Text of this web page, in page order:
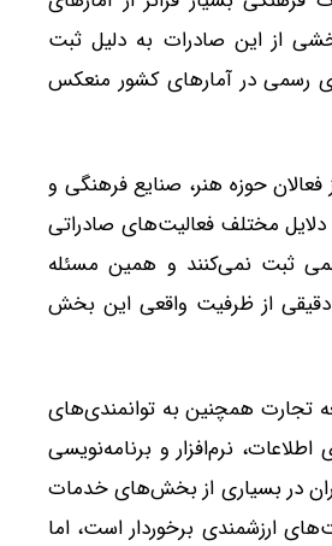
از این صادرات به دلیل ثبت
رسمی در آمارهای کشور منعکس
فعالان حوزه هنر، صنایع فرهنگی و
مختلف فعالیت‌های صادراتی
ثبت نمی‌کنند و همین مسئله
از ظرفیت واقعی این بخش
تجارت همچنین به توانمندی‌های
نرم‌افزار و برنامه‌نویسی
در بسیاری از بخش‌های خدمات
ارزشمندی برخوردار است، اما